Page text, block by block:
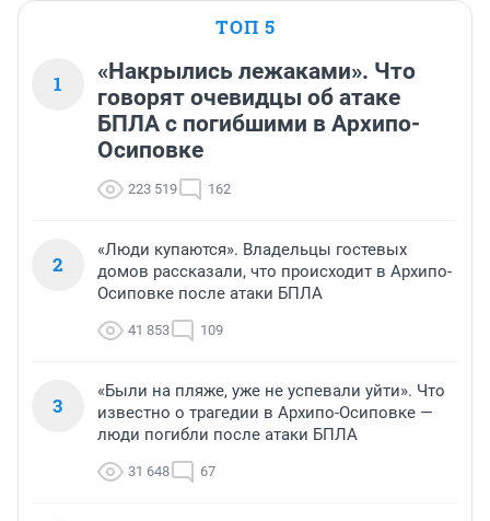
ТОП 5
1
«Накрылись лежаками». Что
говорят очевидцы об атаке
БПЛА с погибшими в Архипо-
Осиповке
223 519 162
2
«Люди купаются». Владельцы гостевых
домов рассказали, что происходит в Архипо-
Осиповке после атаки БПЛА
41 853 109
3
«Были на пляже, уже не успевали уйти». Что
известно о трагедии в Архипо-Осиповке —
люди погибли после атаки БПЛА
31 648 67